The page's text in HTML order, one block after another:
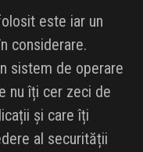
este iar un
considerare.
sistem de operare
nu îți cer zeci de
și care îți
al securității